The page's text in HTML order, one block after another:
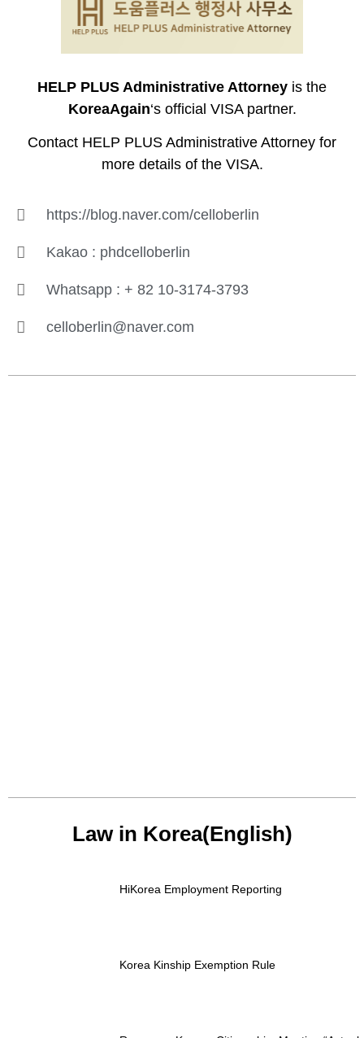
HELP PLUS Administrative Attorney is the
KoreaAgain‘s official VISA partner.
Contact HELP PLUS Administrative Attorney for
more details of the VISA.
https://blog.naver.com/celloberlin
Kakao : phdcelloberlin
Whatsapp : + 82 10-3174-3793
celloberlin@naver.com
Law in Korea(English)
HiKorea Employment Reporting
Korea Kinship Exemption Rule